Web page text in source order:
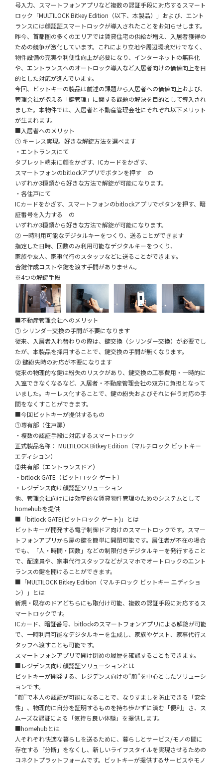
号入力、スマートフォンアプリなど複数の認証手段に対応するスマート
ロック「MULTILOCK Bitkey Edition（以下、本製品）」および、エント
ランスには顔認証スマートロックが導入されたことをお知らせします。
昨今、首都圏の多くのエリアでは賃貸住宅の供給が増え、入居者獲得の
ための競争が激化しています。これにより立地や周辺環境だけでなく、
物件設備の充実や利便性向上が必要になり、インターネットの無料化
や、エントランスへのオートロック導入など入居者向けの価値向上を目
的とした対応が進んでいます。
今回、ビットキーの製品は前述の課題から入居者への価値向上および、
管理会社が抱える「鍵管理」に関する課題の解決を目的として導入され
ました。本物件では、入居者と不動産管理会社にそれぞれ以下メリット
が生まれます。
■入居者へのメリット
① キーレス実現。好きな解錠方法を選べます
・エントランスにて
タブレット端末に顔をかざす、ICカードをかざす、
スマートフォンのbitlockアプリでボタンを押す の
いずれか3種類から好きな方法で解錠が可能になります。
・各住戸にて
ICカードをかざす、スマートフォンのbitlockアプリでボタンを押す、暗
証番号を入力する の
いずれか3種類から好きな方法で解錠が可能になります。
② 一時利用可能なデジタルキーをつくり、送ることができます
指定した日時、回数のみ利用可能なデジタルキーをつくり、
家族や友人、家事代行のスタッフなどに送ることができます。
合鍵作成コストや鍵を渡す手間がありません。
※4つの解錠手段
■不動産管理会社へのメリット
① シリンダー交換の手間が不要になります
従来、入居者入れ替わりの際は、鍵交換（シリンダー交換）が必要でし
たが、本製品を採用することで、鍵交換の手間が無くなります。
② 鍵紛失時の対応が不要になります
従来の物理的な鍵は紛失のリスクがあり、鍵交換の工事費用・一時的に
入室できなくなるなど、入居者・不動産管理会社の双方に負担となって
いました。キーレス化することで、鍵の紛失およびそれに伴う対応の手
間をなくすことができます。
■今回ビットキーが提供するもの
①専有部（住戸扉）
・複数の認証手段に対応するスマートロック
正式製品名称： MULTILOCK Bitkey Edition（マルチロック ビットキー
エディション）
②共有部（エントランスドア）
・bitlock GATE（ビットロック ゲート）
・レジデンス向け顔認証ソリューション
他、管理会社向けには効率的な賃貸物件管理のためのシステムとして
homehubを提供
■「bitlock GATE(ビットロック ゲート)」とは
ビットキーが開発する電子制御ドア向けのスマートロックです。スマー
トフォンアプリから扉の鍵を簡単に開閉可能です。居住者が不在の場合
でも、「人・時間・回数」などの制限付きデジタルキーを発行すること
で、配達員や、家事代行スタッフなどがスマホでオートロックのエント
ランスの鍵を開けることができます。
■「MULTILOCK Bitkey Edition（マルチロック ビットキー エディショ
ン）」とは
新規・既存のドアどちらにも取付け可能、複数の認証手段に対応するス
マートロックです。
ICカード、暗証番号、bitlockのスマートフォンアプリによる解錠が可能
で、一時利用可能なデジタルキーを生成し、家族やゲスト、家事代行ス
タッフへ渡すことも可能です。
スマートフォンアプリで開け閉めの履歴を確認することもできます。
■レジデンス向け顔認証ソリューションとは
ビットキーが開発する、レジデンス向けの“顔”を中心としたソリューシ
ョンです。
“顔”で本人の認証が可能になることで、なりすましを防止できる「安全
性」、物理的に自分を証明するものを持ち歩かずに済む「便利」さ、ス
ムーズな認証による「気持ち良い体験」を提供します。
■homehubとは
人それぞれ快適な暮らしを送るために、暮らしとサービス/モノの間に
存在する「分断」をなくし、新しいライフスタイルを実現させるための
コネクトプラットフォームです。ビットキーが提供するサービスやモノ